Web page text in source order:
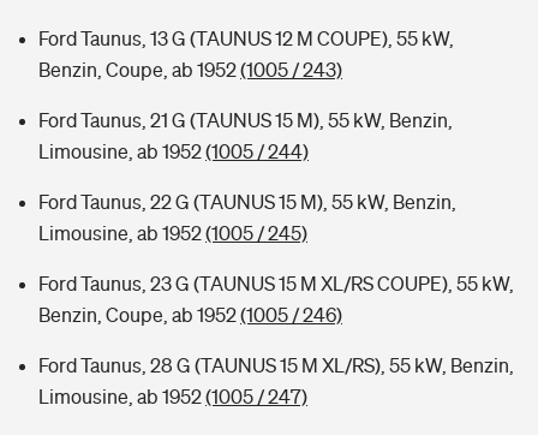
Ford Taunus, 13 G (TAUNUS 12 M COUPE), 55 kW,
Benzin, Coupe, ab 1952(1005 / 243)
Ford Taunus, 21 G (TAUNUS 15 M), 55 kW, Benzin,
Limousine, ab 1952(1005 / 244)
Ford Taunus, 22 G (TAUNUS 15 M), 55 kW, Benzin,
Limousine, ab 1952(1005 / 245)
Ford Taunus, 23 G (TAUNUS 15 M XL/RS COUPE), 55 kW,
Benzin, Coupe, ab 1952(1005 / 246)
Ford Taunus, 28 G (TAUNUS 15 M XL/RS), 55 kW, Benzin,
Limousine, ab 1952(1005 / 247)